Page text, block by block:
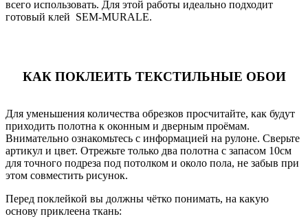
всего использовать. Для этой работы идеально подходит
готовый клей SEM-MURALE.
КАК ПОКЛЕИТЬ ТЕКСТИЛЬНЫЕ ОБОИ
Для уменьшения количества обрезков просчитайте, как будут
приходить полотна к оконным и дверным проёмам.
Внимательно ознакомьтесь с информацией на рулоне. Сверьте
артикул и цвет. Отрежьте только два полотна с запасом 10см
для точного подреза под потолком и около пола, не забыв при
этом совместить рисунок.
Перед поклейкой вы должны чётко понимать, на какую
основу приклеена ткань: